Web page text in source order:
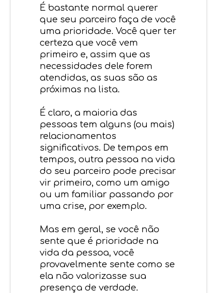
É bastante normal querer
que seu parceiro faça de você
uma prioridade. Você quer ter
certeza que você vem
primeiro e, assim que as
necessidades dele forem
atendidas, as suas são as
próximas na lista.
É claro, a maioria das
pessoas tem alguns (ou mais)
relacionamentos
significativos. De tempos em
tempos, outra pessoa na vida
do seu parceiro pode precisar
vir primeiro, como um amigo
ou um familiar passando por
uma crise, por exemplo.
Mas em geral, se você não
sente que é prioridade na
vida da pessoa, você
provavelmente sente como se
ela não valorizasse sua
presença de verdade.